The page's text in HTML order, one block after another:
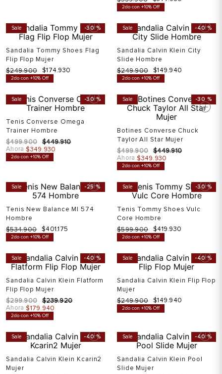
2do con +10% Off
Sale -30 %
Sandalia Tommy Shoes Flag
Flip Flop Mujer
$249.900 $174.930
2do con +10% Off
Sale -40 %
Sandalia Calvin Klein City
Slide Hombre
$249.900 $149.940
2do con +10% Off
Sale -30 %
Tenis Converse Omega
Trainer Hombre
$499.900 $449.910
Ahora $349.930
2do con +10% Off
Sale -30 %
Botines Converse Chuck
Taylor All Star Mujer
$499.900 $449.910
Ahora $349.930
2do con +10% Off
Sale -25 %
Tenis New Balance Ml 574
Hombre
$534.900 $401.175
2do con +10% Off
Sale -30 %
Tenis Tommy Shoes Vulc
Core Hombre
$599.900 $419.930
2do con +10% Off
Sale -40 %
Sandalia Calvin Klein Flatform
Flip Flop Mujer
$299.900 $239.920
Ahora $179.940
2do con +10% Off
Sale -40 %
Sandalia Calvin Klein Flip Flop
Mujer
$249.900 $149.940
2do con +10% Off
Sale -40 %
Sandalia Calvin Klein Kcarin2
Mujer
Sale -40 %
Sandalia Calvin Klein Pool
Slide Mujer